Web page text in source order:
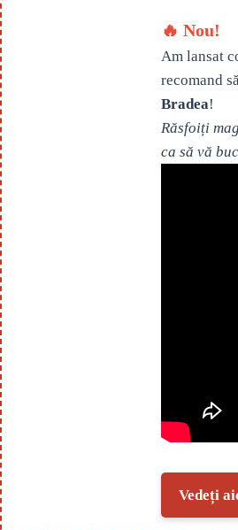
🔥 Nou!
Am lansat
recomand
Bradea!
Răsfoiți
ca să vă
Vedeți